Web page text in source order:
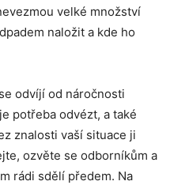
velké množství
naložit a kde ho
odvíjí od náročnosti
potřeba odvézt, a také
znalosti vaší situace ji
ozvěte se odborníkům a
rádi sdělí předem. Na